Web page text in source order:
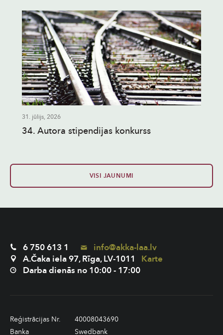
31. jūlijs, 2026
34. Autora stipendijas konkurss
VISI JAUNUMI
6 750 613 1
info@akka-laa.lv
A.Čaka iela 97, Rīga, LV-1011
Karte
Darba dienās no 10:00 - 17:00
Reģistrācijas Nr.
40008043690
Banka
Swedbank